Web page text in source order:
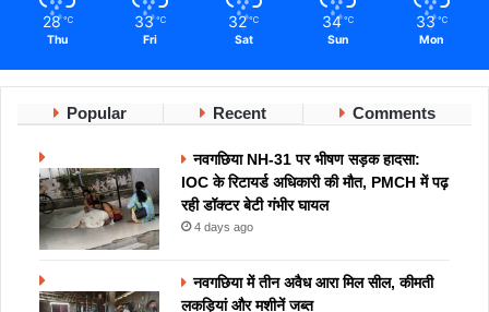
28 ℃
Thu
33 ℃
Fri
32 ℃
Sat
34 ℃
Sun
33 ℃
Mon
Popular Recent Comments
नवगछिया NH-31 पर भीषण सड़क हादसा:
IOC के रिटायर्ड अधिकारी की मौत, PMCH में पढ़
रही डॉक्टर बेटी गंभीर घायल
4 days ago
नवगछिया में तीन अवैध आरा मिल सील, कीमती
लकड़ियां और मशीनें जब्त